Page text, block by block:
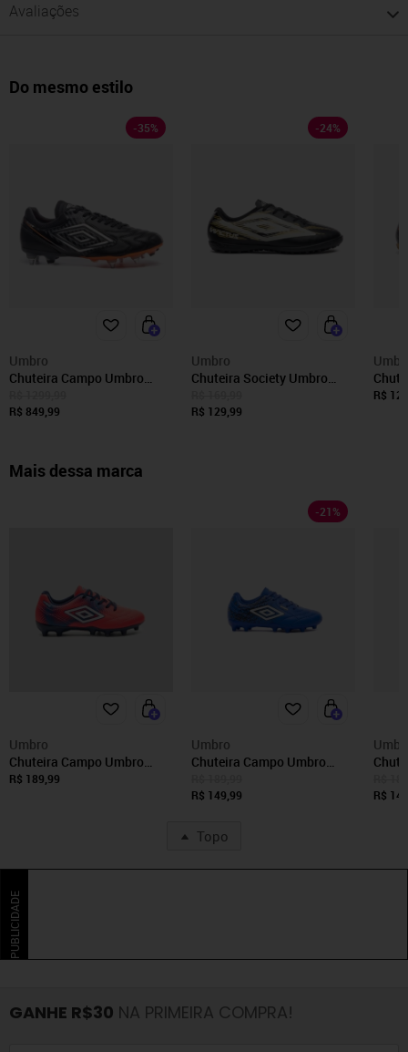
Avaliações
Do mesmo estilo
-35%
Umbro
Chuteira Campo Umbro
Sg Incolor
R$ 849,99
-24%
Umbro
Chuteira Society Umbro
R$ 129,99
Jr
R$
Mais dessa marca
Umbro
Chuteira Campo Umbro
Class Neo Jr Incolor
R$ 189,99
-21 %
Umbro
Chuteira Campo Umbro
R$ 149,99
R$
Topo
PUBLICIDADE
GANHE R$30 NA PRIMEIRA COMPRA!